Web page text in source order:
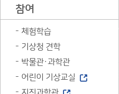
참여
체험학습
기상청 견학
박물관·과학관
어린이 기상교실